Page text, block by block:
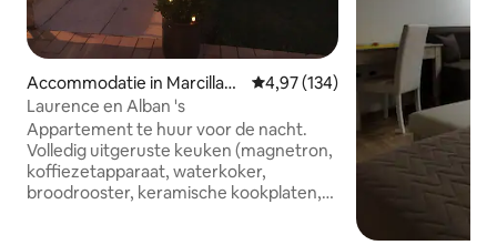
Accommodatie in Marcillac-
Saint-Quentin
Gemiddelde beoordeling van
4,97 (134)
Laurence en Alban 's
Appartement te huur voor de nacht.
Volledig uitgeruste keuken (magnetron,
koffiezetapparaat, waterkoker,
broodrooster, keramische kookplaten,